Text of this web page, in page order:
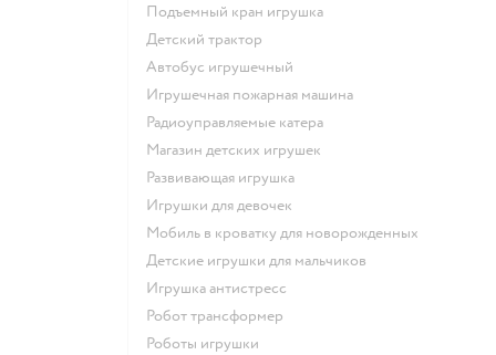
Подъемный кран игрушка
Детский трактор
Автобус игрушечный
Игрушечная пожарная машина
Радиоуправляемые катера
Магазин детских игрушек
Развивающая игрушка
Игрушки для девочек
Мобиль в кроватку для новорожденных
Детские игрушки для мальчиков
Игрушка антистресс
Робот трансформер
Роботы игрушки